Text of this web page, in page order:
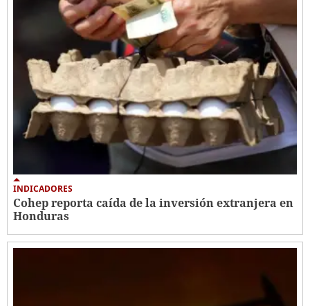
INDICADORES
Cohep reporta caída de la inversión extranjera en
Honduras